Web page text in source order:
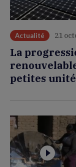
Actualité 21
La
petites